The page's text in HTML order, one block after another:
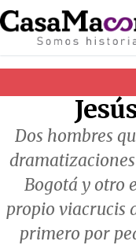
Ir
al
contenido
Dos hombres
Bogotá y otro
propio viacrucis
primero por